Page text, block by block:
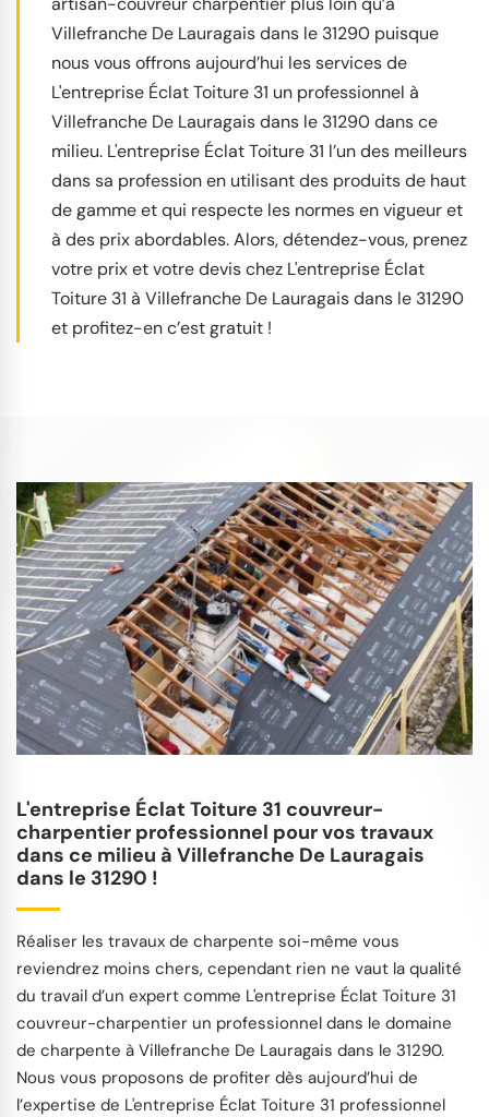
Villefranche De Lauragais dans le 31290 puisque
nous vous offrons aujourd’hui les services de
L'entreprise Éclat Toiture 31 un professionnel à
Villefranche De Lauragais dans le 31290 dans ce
milieu. L'entreprise Éclat Toiture 31 l’un des meilleurs
dans sa profession en utilisant des produits de haut
de gamme et qui respecte les normes en vigueur et
à des prix abordables. Alors, détendez-vous, prenez
votre prix et votre devis chez L'entreprise Éclat
Toiture 31 à Villefranche De Lauragais dans le 31290
et profitez-en c’est gratuit !
L'entreprise Éclat Toiture 31 couvreur-
charpentier professionnel pour vos travaux
dans ce milieu à Villefranche De Lauragais
dans le 31290 !
Réaliser les travaux de charpente soi-même vous
reviendrez moins chers, cependant rien ne vaut la qualité
du travail d’un expert comme L'entreprise Éclat Toiture 31
couvreur-charpentier un professionnel dans le domaine
de charpente à Villefranche De Lauragais dans le 31290.
Nous vous proposons de profiter dès aujourd’hui de
l’expertise de L'entreprise Éclat Toiture 31 professionnel